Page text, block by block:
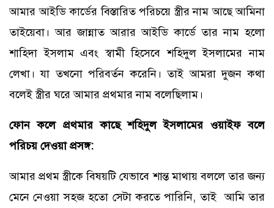
আমার আইডি কার্ডের বিস্তারিত পরিচয়ে স্ত্রীর নাম আছে আমিনা
তাইয়েবা। আর জান্নাত আরার আইডি কার্ডে তার নাম হলো
শাহিদা ইসলাম এবং স্বামী হিসেবে শহিদুল ইসলামের নাম
লেখা। যা তখনো পরিবর্তন করেনি। তাই আমরা দুজন কথা
বলেই স্ত্রীর ঘরে আমার প্রথমার নাম বলেছিলাম।
ফোন কলে প্রথমার কাছে শহিদুল ইসলামের ওয়াইফ বলে
পরিচয় দেওয়া প্রসঙ্গ:
আমার প্রথম স্ত্রীকে বিষয়টি যেভাবে শান্ত মাথায় বললে তার জন্য
মেনে নেওয়া সহজ হতো সেটা করতে পারিনি, তাই আমি তার